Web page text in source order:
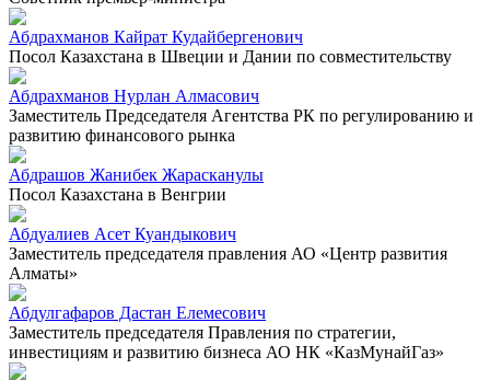
Абдрахманов Кайрат Кудайбергенович
Посол Казахстана в Швеции и Дании по совместительству
Абдрахманов Нурлан Алмасович
Заместитель Председателя Агентства РК по регулированию и
развитию финансового рынка
Абдрашов Жанибек Жарасканулы
Посол Казахстана в Венгрии
Абдуалиев Асет Куандыкович
Заместитель председателя правления АО «Центр развития
Алматы»
Абдулгафаров Дастан Елемесович
Заместитель председателя Правления по стратегии,
инвестициям и развитию бизнеса АО НК «КазМунайГаз»